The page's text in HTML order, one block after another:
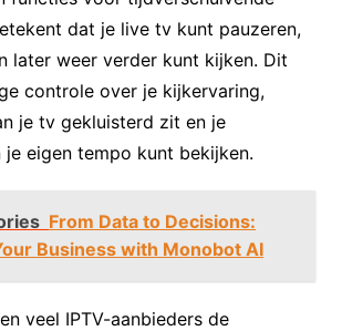
dat je live tv kunt pauzeren,
later weer verder kunt kijken. Dit
controle over je kijkervaring,
je tv gekluisterd zit en je
je eigen tempo kunt bekijken.
From Data to Decisions:
Business with Monobot AI
veel IPTV-aanbieders de